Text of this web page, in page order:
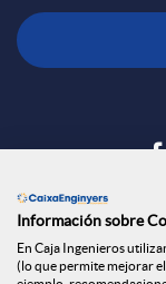
Información sobre
En Caja Ingenieros
(lo que permite mejorar